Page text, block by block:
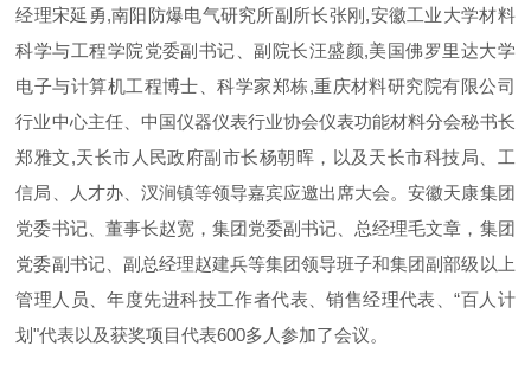
经理宋延勇,南阳防爆电气研究所副所长张刚,安徽工业大学材料
科学与工程学院党委副书记、副院长汪盛颜,美国佛罗里达大学
电子与计算机工程博士、科学家郑栋,重庆材料研究院有限公司
行业中心主任、中国仪器仪表行业协会仪表功能材料分会秘书长
郑雅文,天长市人民政府副市长杨朝晖，以及天长市科技局、工
信局、人才办、汊涧镇等领导嘉宾应邀出席大会。安徽天康集团
党委书记、董事长赵宽，集团党委副书记、总经理毛文章，集团
党委副书记、副总经理赵建兵等集团领导班子和集团副部级以上
管理人员、年度先进科技工作者代表、销售经理代表、“百人计
划"代表以及获奖项目代表600多人参加了会议。